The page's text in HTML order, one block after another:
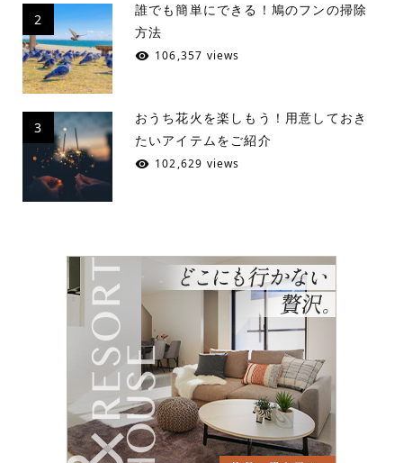
2
誰でも簡単にできる！鳩のフンの掃除
方法
106,357 views
3
おうち花火を楽しもう！用意しておき
たいアイテムをご紹介
102,629 views